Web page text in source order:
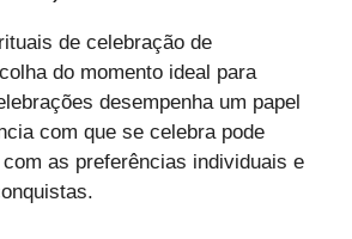
de celebração de
do momento ideal para
desempenha um papel
com que se celebra pode
as preferências individuais e